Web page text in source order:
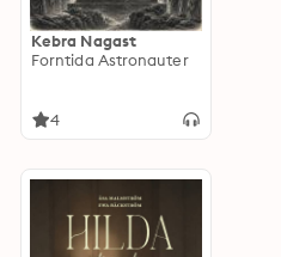
Kebra Nagast
Forntida Astronauter
4